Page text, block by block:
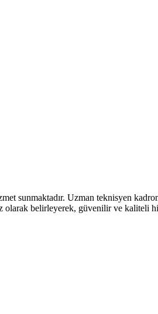
sunmaktadır. Uzman teknisyen
olarak belirleyerek, güvenilir ve kaliteli